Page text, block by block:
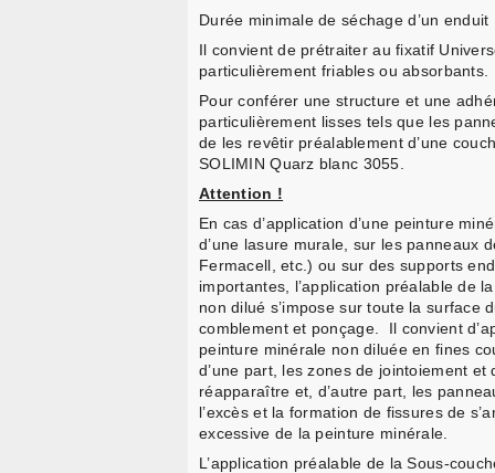
Durée minimale de séchage d’un
Il convient de prétraiter au fixatif
particulièrement friables ou absorbants.
Pour conférer une structure et une
particulièrement lisses tels que les
de les revêtir préalablement d’une
SOLIMIN Quarz blanc 3055.
Attention !
En cas d’application d’une peinture
d’une lasure murale, sur les panneaux
Fermacell, etc.) ou sur des supports
importantes, l’application préalable de
non dilué s’impose sur toute la surface
comblement et ponçage. Il convient
peinture minérale non diluée en fines
d’une part, les zones de jointoiement
réapparaître et, d’autre part, les
l’excès et la formation de fissures de
excessive de la peinture minérale.
L’application préalable de la Sous-